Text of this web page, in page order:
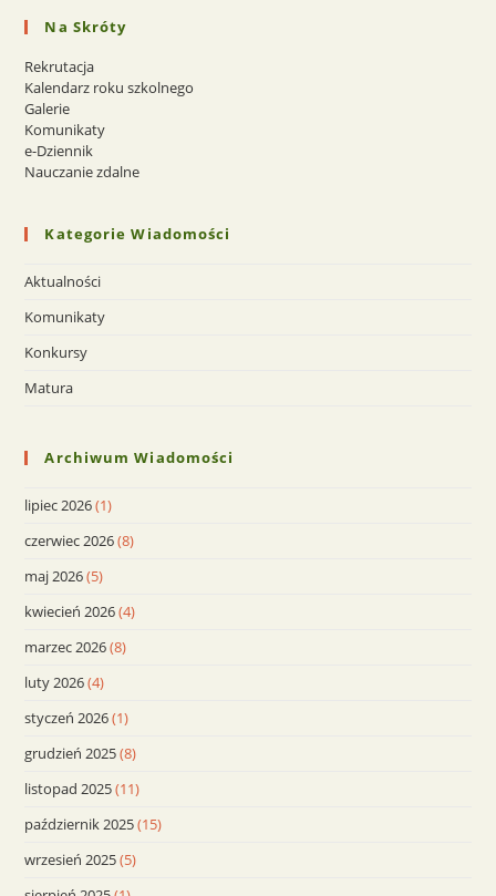
Na Skróty
Rekrutacja
Kalendarz roku szkolnego
Galerie
Komunikaty
e-Dziennik
Nauczanie zdalne
Kategorie Wiadomości
Aktualności
Komunikaty
Konkursy
Matura
Archiwum Wiadomości
lipiec 2026(1)
czerwiec 2026(8)
maj 2026(5)
kwiecień 2026(4)
marzec 2026(8)
luty 2026(4)
styczeń 2026(1)
grudzień 2025(8)
listopad 2025(11)
październik 2025(15)
wrzesień 2025(5)